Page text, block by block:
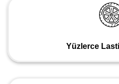
Yüzlerce